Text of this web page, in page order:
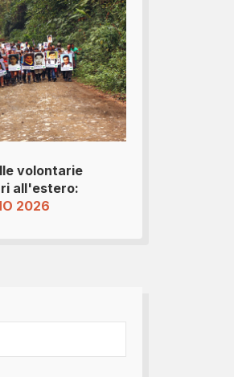
volontarie
all'estero:
2026